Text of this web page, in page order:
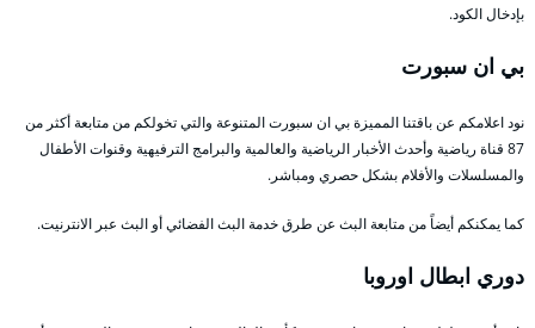
بإدخال الكود.
بي ان سبورت
نود اعلامكم عن باقتنا المميزة بي ان سبورت المتنوعة والتي تخولكم من متابعة أكثر من
87 قناة رياضية وأحدث الأخبار الرياضية والعالمية والبرامج الترفيهية وقنوات الأطفال
والمسلسلات والأفلام بشكل حصري ومباشر.
كما يمكنكم أيضاً من متابعة البث عن طرق خدمة البث الفضائي أو البث عبر الانترنيت.
دوري ابطال اوروبا